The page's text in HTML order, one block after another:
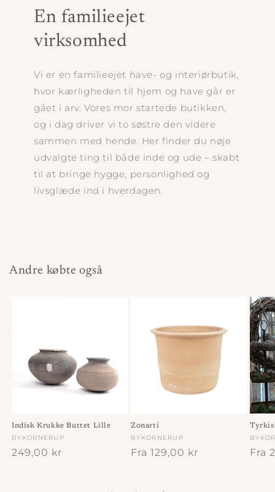
En familieejet
virksomhed
Vi er en familieejet have- og interiørbutik,
hvor kærligheden til hjem og have går er
gået i arv. Vores mor startede butikken,
og i dag driver vi to søstre den videre
sammen med hende. Her finder du nøje
udvalgte ting til både inde og ude – skabt
til at bringe hygge, personlighed og
livsglæde ind i hverdagen.
Andre købte også
Indisk Krukke Buttet Lille
Forhandler:
BYKORNERUP
Normalpris
249,00 kr
Zonarti
Forhandler:
BYKORNERUP
Normalpris
Fra 129,00 kr Fra